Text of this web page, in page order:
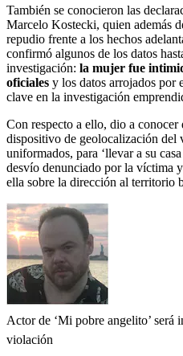
También se conocieron las
Marcelo Kostecki, quien además
repudio frente a los hechos
confirmó algunos de los datos
investigación: la mujer fue
oficiales y los datos arrojados por
clave en la investigación
Con respecto a ello, dio a conocer
dispositivo de geolocalización del
uniformados, para ‘llevar a su
desvío denunciado por la víctima
ella sobre la dirección al territorio
Actor de ‘Mi pobre angelito’ será
violación